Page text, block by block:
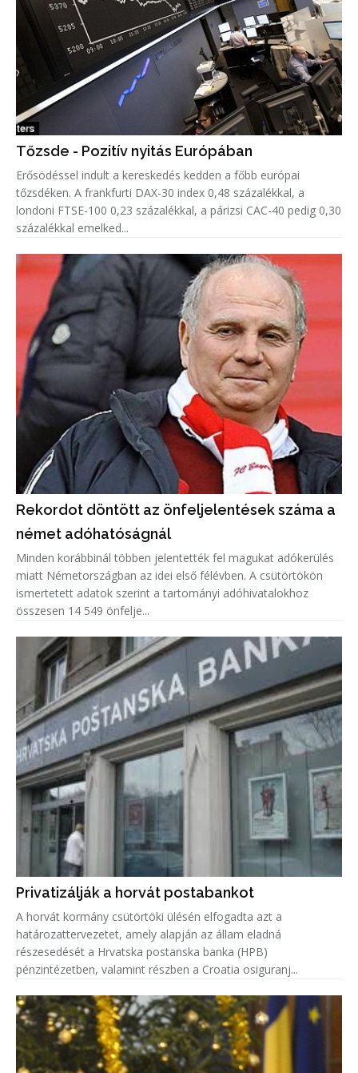
Tőzsde - Pozitív nyitás Európában
Erősödéssel indult a kereskedés kedden a főbb európai
tőzsdéken. A frankfurti DAX-30 index 0,48 százalékkal, a
londoni FTSE-100 0,23 százalékkal, a párizsi CAC-40 pedig 0,30
százalékkal emelked...
Rekordot döntött az önfeljelentések száma a
német adóhatóságnál
Minden korábbinál többen jelentették fel magukat adókerülés
miatt Németországban az idei első félévben. A csütörtökön
ismertetett adatok szerint a tartományi adóhivatalokhoz
összesen 14 549 önfelje...
Privatizálják a horvát postabankot
A horvát kormány csütörtöki ülésén elfogadta azt a
határozattervezetet, amely alapján az állam eladná
részesedését a Hrvatska postanska banka (HPB)
pénzintézetben, valamint részben a Croatia osiguranj...